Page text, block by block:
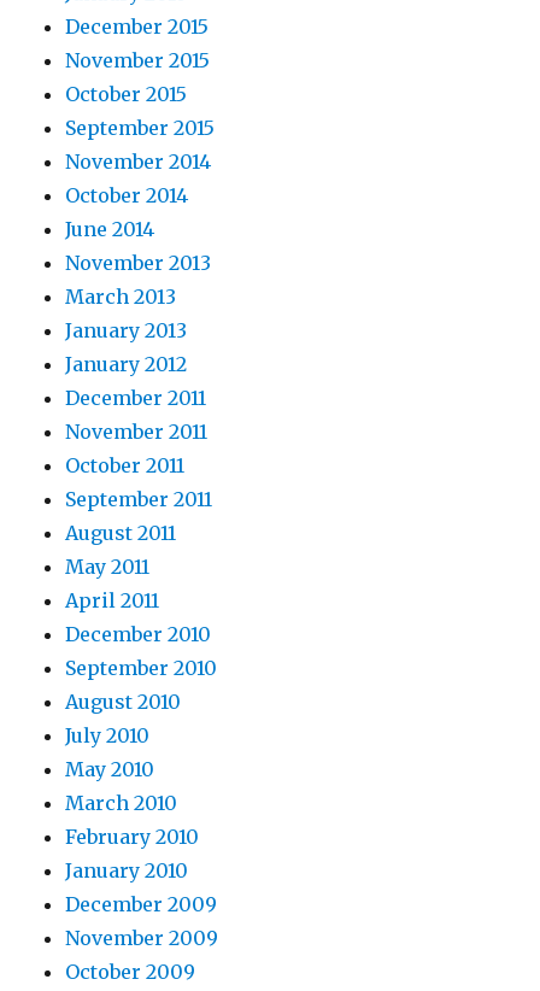
December 2015
November 2015
October 2015
September 2015
November 2014
October 2014
June 2014
November 2013
March 2013
January 2013
January 2012
December 2011
November 2011
October 2011
September 2011
August 2011
May 2011
April 2011
December 2010
September 2010
August 2010
July 2010
May 2010
March 2010
February 2010
January 2010
December 2009
November 2009
October 2009